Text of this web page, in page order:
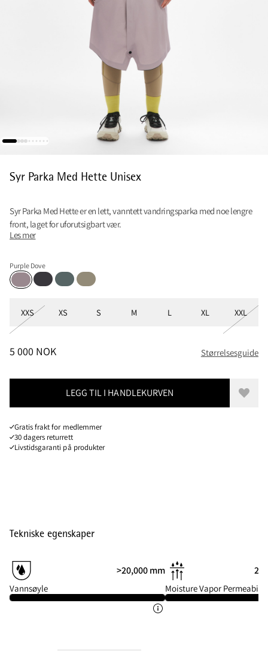
Syr Parka Med Hette Unisex
Syr Parka Med Hette er en lett, vanntett vandringsparka med noe lengre
front, laget for uforutsigbart vær.
Les mer
Purple Dove
Purple Dove
RavenTeal GreySilver Green
Størrelser
XXS XS S M L XL XXL
PRIS: 5 000 NOK, REDUSERT FRA 5 000 NOK
5 000 NOK Størrelsesguide
LEGG TIL I HANDLEKURVEN Legg
Gratis frakt for medlemmer
30 dagers returrett
Livstidsgaranti på produkter
Tekniske egenskaper
>20,000 mm
Vannsøyle
20
Moisture Vapor